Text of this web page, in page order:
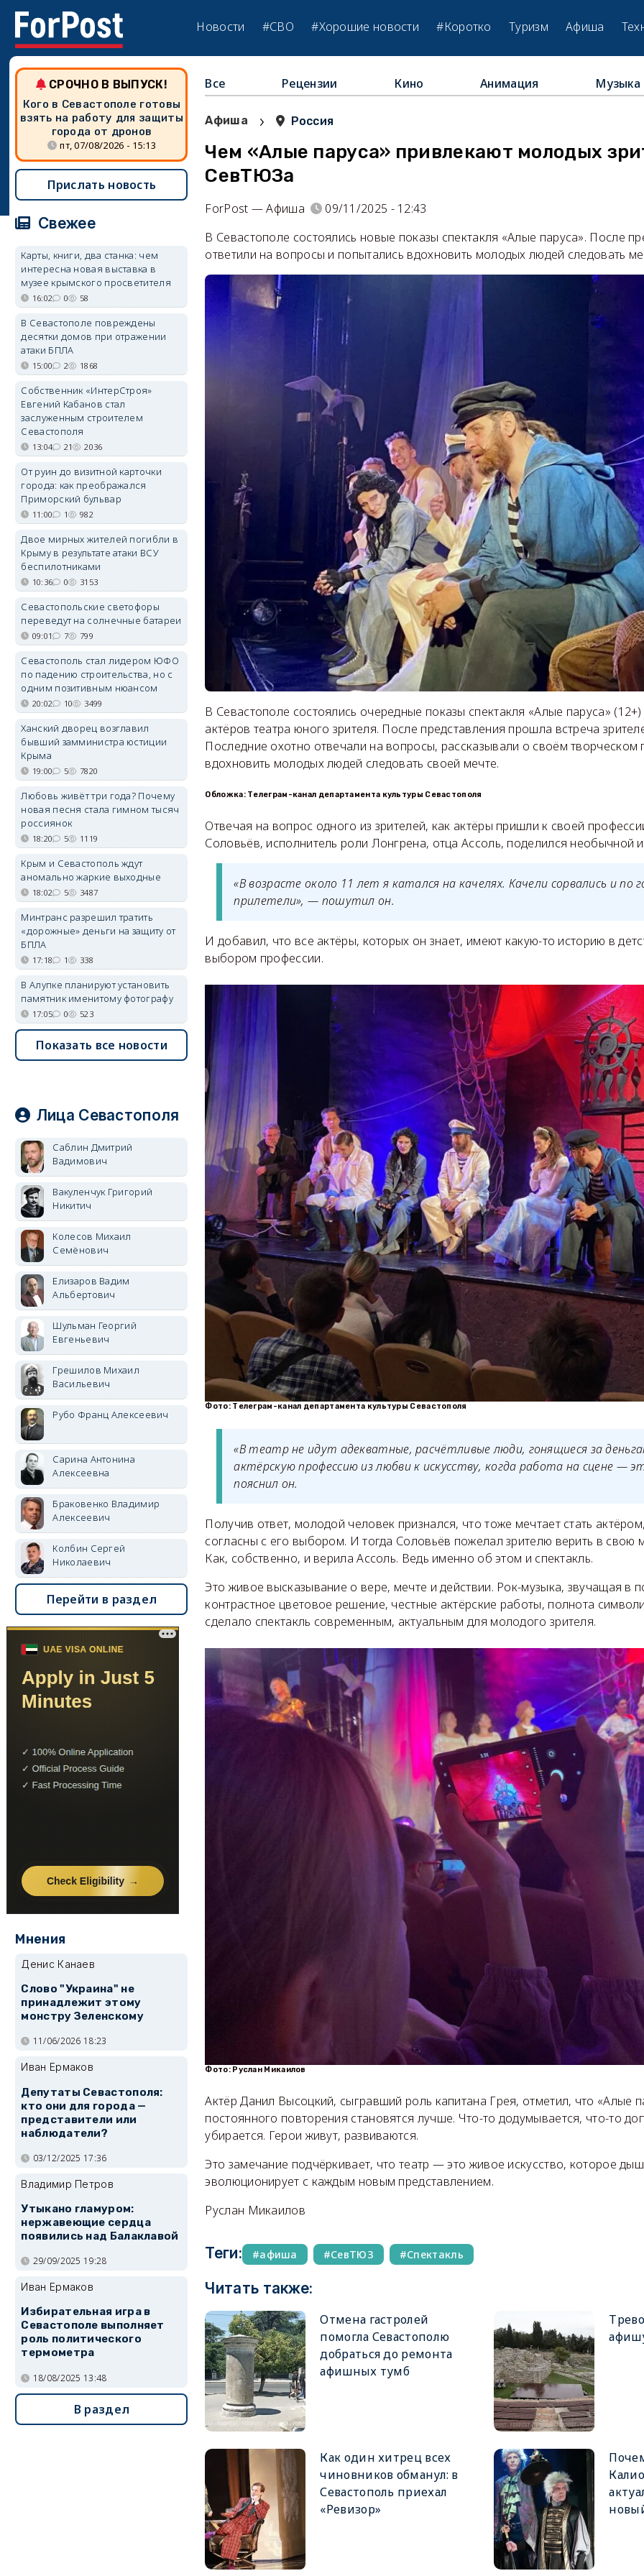
Новости #СВО #Хорошие новости #Коротко Туризм Афиша
Все Рецензии Кино Анимация Музыка
Афиша › Россия
Чем «Алые паруса» привлекают молодых
СевТЮЗа
ForPost — Афиша
09/11/2025 - 12:43
В Севастополе состоялись новые показы спектакля «Алые паруса». После
ответили на вопросы и попытались вдохновить молодых людей следовать
В Севастополе состоялись очередные показы спектакля «Алые паруса»
актёров театра юного зрителя. После представления прошла встреча
Последние охотно отвечали на вопросы, рассказывали о своём творческом
вдохновить молодых людей следовать своей мечте.
Обложка: Телеграм-канал департамента культуры Севастополя
Отвечая на вопрос одного из зрителей, как актёры пришли к своей
Соловьёв, исполнитель роли Лонгрена, отца Ассоль, поделился необычной
«В возрасте около 11 лет я катался на качелях. Качели сорвались и по
прилетели», — пошутил он.
И добавил, что все актёры, которых он знает, имеют какую-то историю в
выбором профессии.
Фото: Телеграм-канал департамента культуры Севастополя
«В театр не идут адекватные, расчётливые люди, гонящиеся за
актёрскую профессию из любви к искусству, когда работа на сцене —
пояснил он.
Получив ответ, молодой человек признался, что тоже мечтает стать
согласны с его выбором. И тогда Соловьёв пожелал зрителю верить в свою
Как, собственно, и верила Ассоль. Ведь именно об этом и спектакль.
Это живое высказывание о вере, мечте и действии. Рок-музыка, звучащая в
контрастное цветовое решение, честные актёрские работы, полнота
сделало спектакль современным, актуальным для молодого зрителя.
Фото: Руслан Микаилов
Актёр Данил Высоцкий, сыгравший роль капитана Грея, отметил, что «Алые
постоянного повторения становятся лучше. Что-то додумывается, что-то
убирается. Герои живут, развиваются.
Это замечание подчёркивает, что театр — это живое искусство, которое
эволюционирует с каждым новым представлением.
Руслан Микаилов
Теги: афиша СевТЮЗ Спектакль
Читать также:
Отмена гастролей
помогла Севастополю
добраться до ремонта
афишных тумб
Как один хитрец всех
чиновников обманул: в
Севастополь приехал
«Ревизор»
СРОЧНО В ВЫПУСК!
Кого в Севастополе готовы
взять на работу для защиты
города от дронов
пт, 07/08/2026 - 15:13
Прислать новость
Свежее
Карты, книги, два станка: чем
интересна новая выставка в
музее крымского просветителя
16:02 0 58
В Севастополе повреждены
десятки домов при отражении
атаки БПЛА
15:00 2 1868
Собственник «ИнтерСтроя»
Евгений Кабанов стал
заслуженным строителем
Севастополя
13:04 21 2036
От руин до визитной карточки
города: как преображался
Приморский бульвар
11:00 1 982
Двое мирных жителей погибли в
Крыму в результате атаки ВСУ
беспилотниками
10:36 0 3153
Севастопольские светофоры
переведут на солнечные батареи
09:01 7 799
Севастополь стал лидером ЮФО
по падению строительства, но с
одним позитивным нюансом
20:02 10 3499
Ханский дворец возглавил
бывший замминистра юстиции
Крыма
19:00 5 7820
Любовь живёт три года? Почему
новая песня стала гимном тысяч
россиянок
18:20 5 1119
Крым и Севастополь ждут
аномально жаркие выходные
18:02 5 3487
Минтранс разрешил тратить
«дорожные» деньги на защиту от
БПЛА
17:18 1 338
В Алупке планируют установить
памятник именитому фотографу
17:05 0 523
Показать все новости
Лица Севастополя
Саблин Дмитрий
Вадимович
Вакуленчук Григорий
Никитич
Колесов Михаил
Семёнович
Елизаров Вадим
Альбертович
Шульман Георгий
Евгеньевич
Грешилов Михаил
Васильевич
Рубо Франц Алексеевич
Сарина Антонина
Алексеевна
Браковенко Владимир
Алексеевич
Колбин Сергей
Николаевич
Перейти в раздел
Мнения
Денис Канаев
Слово "Украина" не
принадлежит этому
монстру Зеленскому
11/06/2026 18:23
Иван Ермаков
Депутаты Севастополя:
кто они для города —
представители или
наблюдатели?
03/12/2025 17:36
Владимир Петров
Утыкано гламуром:
нержавеющие сердца
появились над Балаклавой
29/09/2025 19:28
Иван Ермаков
Избирательная игра в
Севастополе выполняет
роль политического
термометра
18/08/2025 13:48
В раздел